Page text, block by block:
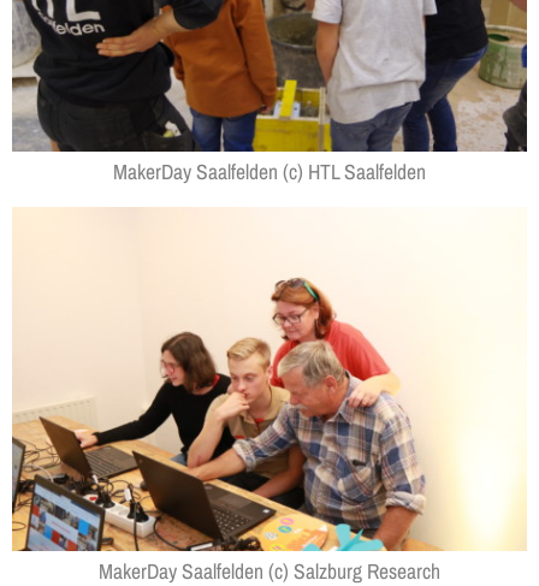
MakerDay Saalfelden (c) HTL Saalfelden
MakerDay Saalfelden (c) Salzburg Research